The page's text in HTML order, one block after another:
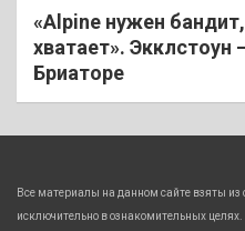
«Alpine нужен
хватает». Экклстоун
Бриаторе
Все материалы на данном сайте взяты
исключительно в ознакомительных